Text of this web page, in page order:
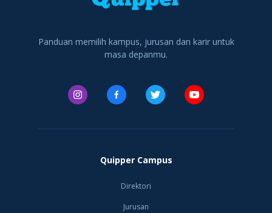
program Diploma
Panduan memilih kampus, jurusan dan karir untuk
masa depanmu.
Quipper Campus
Direktori
Jurusan